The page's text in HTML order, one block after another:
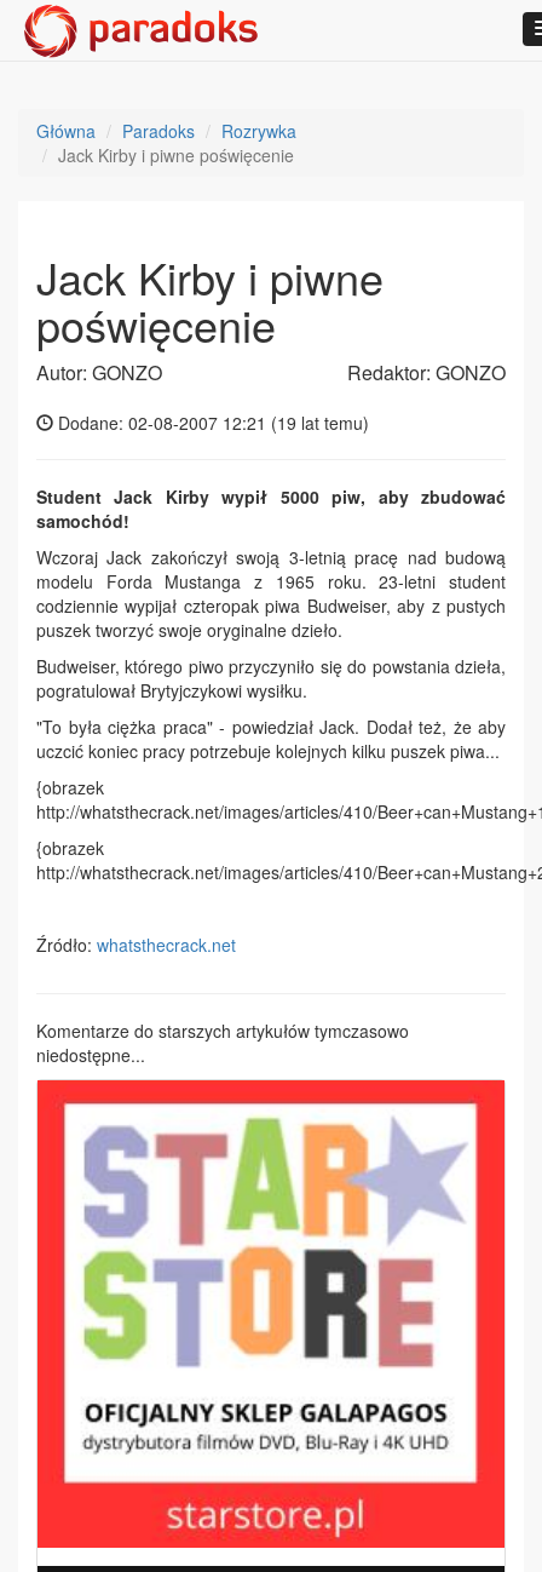
Główna Paradoks
Rozrywka
Jack Kirby i piwne poświęcenie
Jack Kirby i piwne
poświęcenie
Autor: GONZO Redaktor: GONZO
Dodane: 02-08-2007 12:21 (19 lat temu)
Student Jack Kirby wypił 5000 piw, aby zbudować
samochód!
Wczoraj Jack zakończył swoją 3-letnią pracę nad budową
modelu Forda Mustanga z 1965 roku. 23-letni student
codziennie wypijał czteropak piwa Budweiser, aby z pustych
puszek tworzyć swoje oryginalne dzieło.
Budweiser, którego piwo przyczyniło się do powstania dzieła,
pogratulował Brytyjczykowi wysiłku.
"To była ciężka praca" - powiedział Jack. Dodał też, że aby
uczcić koniec pracy potrzebuje kolejnych kilku puszek piwa...
{obrazek
http://whatsthecrack.net/images/articles/410/
{obrazek
http://whatsthecrack.net/images/articles/410/
Źródło: whatsthecrack.net
Komentarze do starszych artykułów tymczasowo
niedostępne...